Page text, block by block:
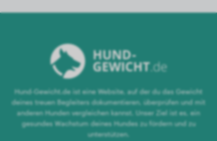
Hund-Gewicht.de ist eine Website, auf der du das Gewicht
deines treuen Begleiters dokumentieren, überprüfen und mit
anderen Hunden vergleichen kannst. Unser Ziel ist es, ein
gesundes Wachstum deines Hundes zu fördern und zu
unterstützen.